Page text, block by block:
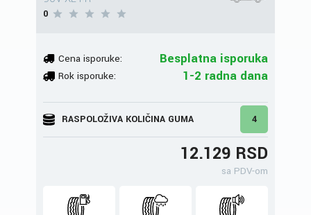
0
Cena isporuke: Besplatna isporuka
Rok isporuke: 1-2 radna dana
RASPOLOŽIVA KOLIČINA GUMA 4
12.129 RSD
sa PDV-om